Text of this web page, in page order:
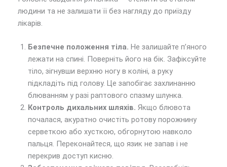
людини та не залишати її без нагляду до приїзду
лікарів.
Безпечне положення тіла. Не залишайте п’яного
лежати на спині. Поверніть його на бік. Зафіксуйте
тіло, зігнувши верхню ногу в коліні, а руку
підкладіть під голову. Це запобігає захлинанню
блюванням у разі раптового спазму шлунка.
Контроль дихальних шляхів. Якщо блювота
почалася, акуратно очистіть ротову порожнину
серветкою або хусткою, обгорнутою навколо
пальця. Переконайтеся, що язик не запав і не
перекрив доступ кисню.